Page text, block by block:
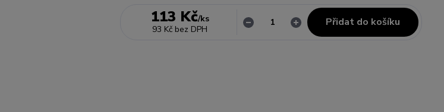
113 Kč/ks
93 Kč bez DPH
Přidat do košíku